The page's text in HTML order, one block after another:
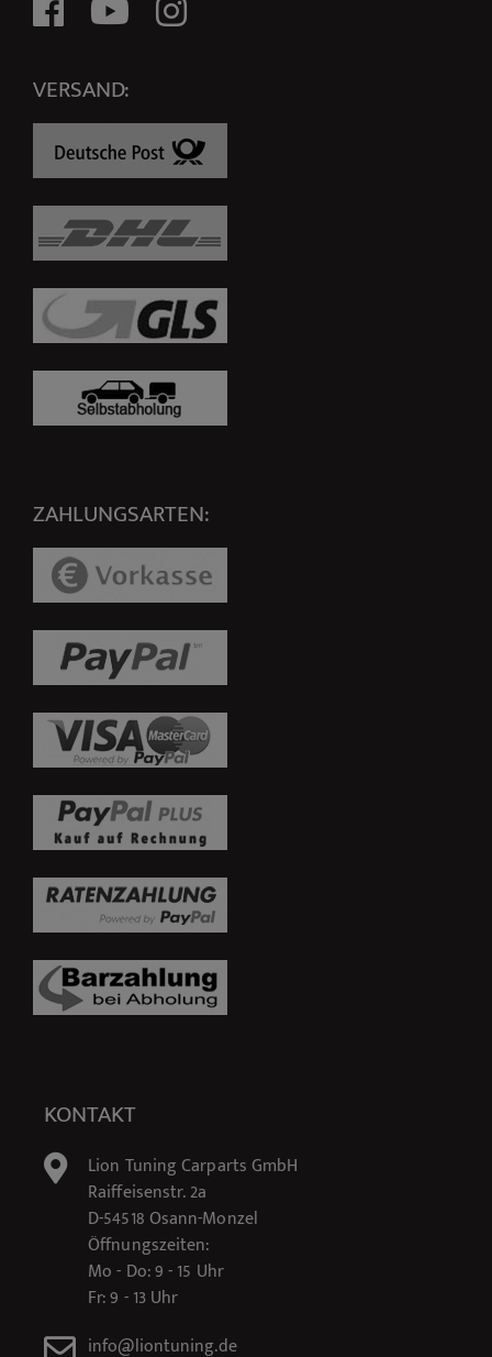
VERSAND:
ZAHLUNGSARTEN:
KONTAKT
Lion Tuning Carparts GmbH
Raiffeisenstr. 2a
D-54518 Osann-Monzel
Öffnungszeiten:
Mo - Do: 9 - 15 Uhr
Fr: 9 - 13 Uhr
info@liontuning.de